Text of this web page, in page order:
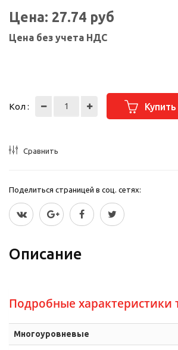
Цена: 27.74 руб
Цена без учета НДС
Кол : Купить
Сравнить
Поделиться страницей в соц. сетях:
Описание
Подробные характеристики
Многоуровневые